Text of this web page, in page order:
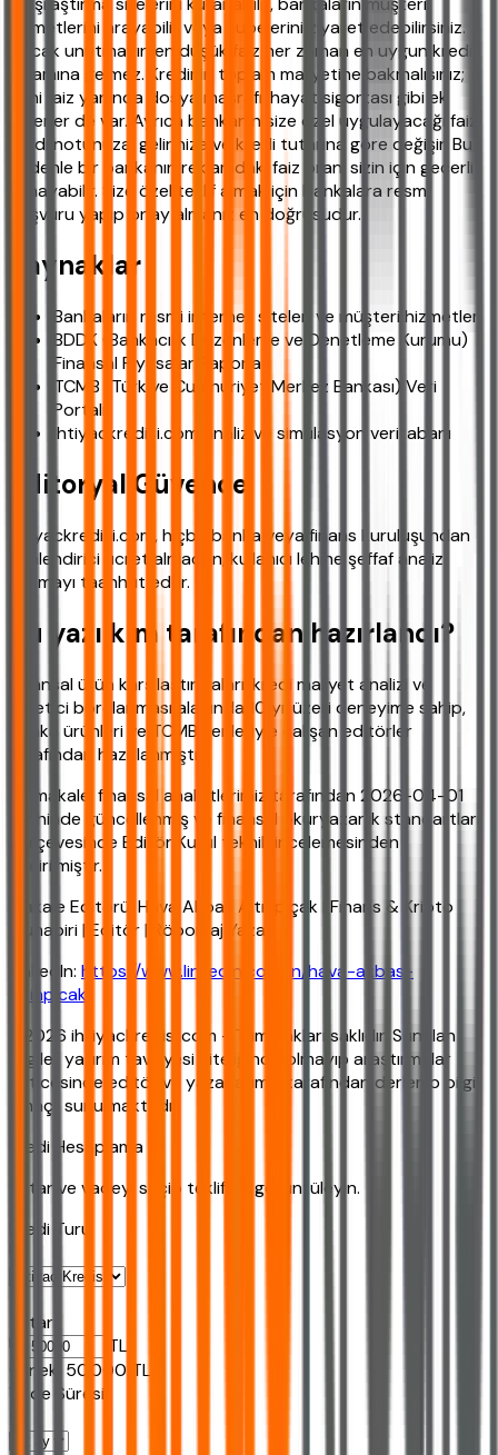
hizmetlerini arayabilir veya şubelerini ziyaret edebilirsiniz.
Ancak unutmayın en düşük faiz her zaman en uygun kredi
anlamına gelmez. Kredinin toplam maliyetine bakmalısınız;
yani faiz yanında dosya masrafı, hayat sigortası gibi ek
giderler de var. Ayrıca bankanın size özel uygulayacağı faiz
kredi notunuza, gelirinize ve kredi tutarına göre değişir. Bu
nedenle bir bankanın reklamdaki faiz oranı sizin için geçerli
olmayabilir. Size özel teklif almak için bankalara resmi
başvuru yapıp onay almanız en doğrusudur.
Kaynaklar
Bankaların resmi internet siteleri ve müşteri hizmetleri
BDDK (Bankacılık Düzenleme ve Denetleme Kurumu)
Finansal Piyasalar Raporları
TCMB (Türkiye Cumhuriyet Merkez Bankası) Veri
Portalı
ihtiyackredisi.com analiz ve simülasyon veritabanı
Editoryal Güvence
ihtiyackredisi.com, hiçbir banka veya finans kuruluşundan
yönlendirici ücret almadan, kullanıcı lehine şeffaf analiz
sunmayı taahhüt eder.
Bu yazı kim tarafından hazırlandı?
Finansal ürün karşılaştırmaları, kredi maliyet analizi ve
tüketici borçlanması alanında 10 yıl üzeri deneyime sahip,
banka ürünleri ve TCMB verileriyle çalışan editörler
tarafından hazırlanmıştır.
Bu makale, finansal analistlerimiz tarafından 2026-04-01
tarihinde güncellenmiş ve finansal okuryazarlık standartları
çerçevesinde Editör Kurul teknik incelemesinden
geçirilmiştir.
Makale Editörü: Hava Akbaş Altınpıçak | Finans & Kripto
Muhabiri | Editör | Röportaj Yazarı
LinkedIn: https://www.linkedin.com/in/hava-akbas-
altinpicak/
©2026 ihtiyackredisi.com - Tüm hakları saklıdır. Sunulan
bilgiler yatırım tavsiyesi niteliğinde olmayıp araştırmalar
neticesinde editör ve yazarlarımız tarafından derlenip bilgi
amaçlı sunulmaktadır.
Kredi Hesaplama
Tutar ve vadeyi seçip teklifleri görüntüleyin.
Kredi Turu
Tutar
TL
Ornek: 50.000 TL
Vade Süresi